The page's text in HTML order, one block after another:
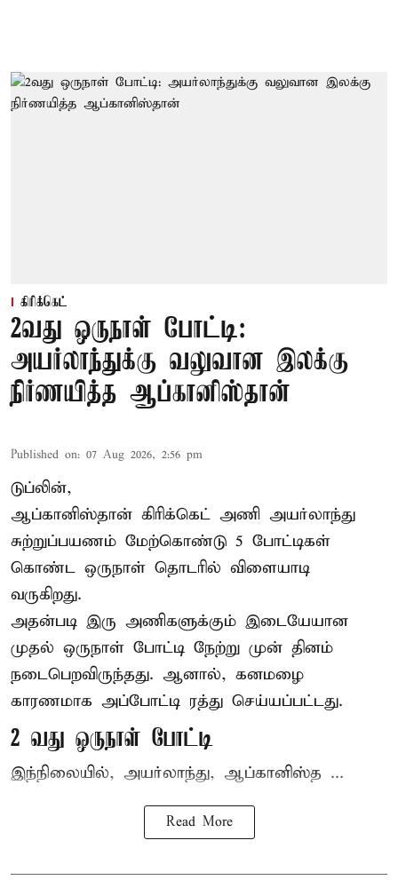
கிரிக்கெட்
2வது ஒருநாள் போட்டி:
அயர்லாந்துக்கு வலுவான இலக்கு
நிர்ணயித்த ஆப்கானிஸ்தான்
Published on: 07 Aug 2026, 2:56 pm
டுப்லின்,
ஆப்கானிஸ்தான் கிரிக்கெட் அணி அயர்லாந்து
சுற்றுப்பயணம் மேற்கொண்டு 5 போட்டிகள்
கொண்ட ஒருநாள் தொடரில் விளையாடி
வருகிறது.
அதன்படி இரு அணிகளுக்கும் இடையேயான
முதல் ஒருநாள் போட்டி நேற்று முன் தினம்
நடைபெறவிருந்தது. ஆனால், கனமழை
காரணமாக அப்போட்டி ரத்து செய்யப்பட்டது.
2 வது ஒருநாள் போட்டி
இந்நிலையில், அயர்லாந்து, ஆப்கானிஸ்த ...
Read More